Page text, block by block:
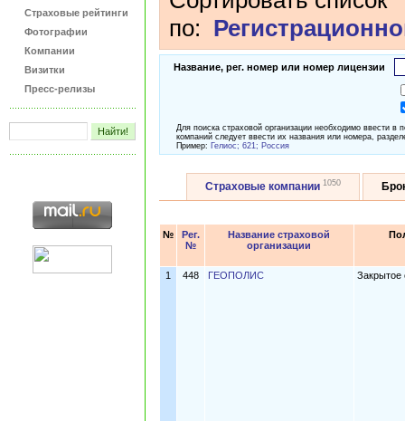
Страховые рейтинги
Фотографии
Компании
Визитки
Пресс-релизы
по:
Название, рег. номер или номер лицензии
Для поиска страховой организации необходимо ввести
компаний следует ввести их названия или номера,
Пример: Гелиос; 621; Россия
Страховые компании 1050
№
Рег.
№
Название страховой
организации
1 448 ГЕОПОЛИС Закрытое